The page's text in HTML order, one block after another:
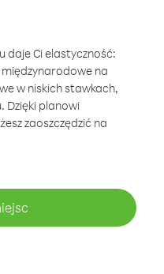
daje Ci elastyczność:
międzynarodowe na
w niskich stawkach,
Dzięki planowi
zaoszczędzić na